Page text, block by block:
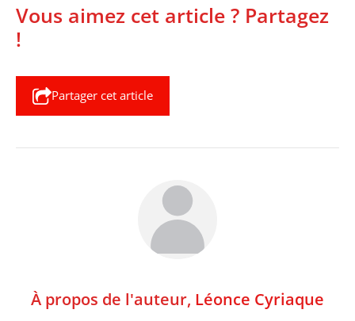
Vous aimez cet article ? Partagez
!
Partager cet article
À propos de l'auteur, Léonce Cyriaque